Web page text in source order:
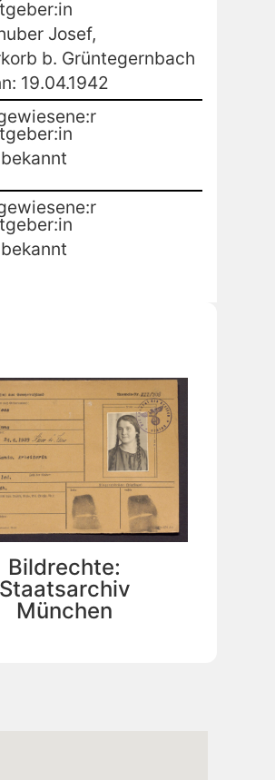
Josef,
b. Grüntegernbach
19.04.1942
Bildrechte:
Staatsarchiv
München